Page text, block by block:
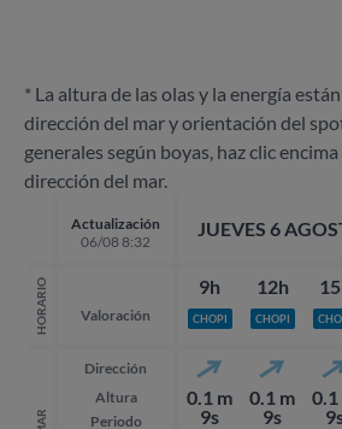
* La altura de las olas y la energía
dirección del mar y orientación del
generales según boyas, haz clic
dirección del mar.
Actualización
06/08 8:32
HORARIO Valoración
MAR
Dirección
Altura
Periodo
JUEVES 6
9h
CHOPI
0.1 m
9s
12h
CHOPI
0.1 m
9s
0.1